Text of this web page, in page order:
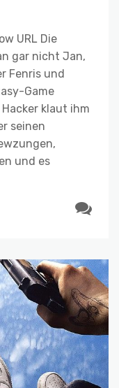
URL Die
gar nicht Jan,
Fenris und
Game
klaut ihm
seinen
und es